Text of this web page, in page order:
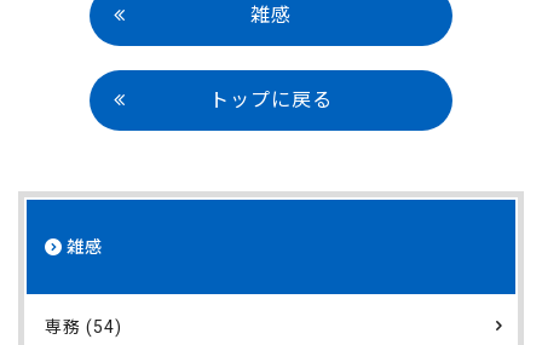
雑感
トップに戻る
雑感
専務 (54)